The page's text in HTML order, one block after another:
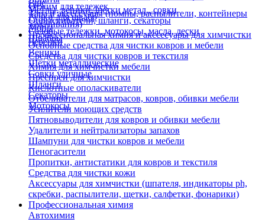
Отжим для тележек
Ручки для швабр
Мопы
Швабры
Метлы, веники, щетки метал., совки
Опрыскиватели, шланги, секаторы
Садовые тележки, мотокосы, масла, лески
Черенки
Веники
Щетки металлические
Совки уличные
Шланги
Секаторы
Мотокосы
Еще
Тара и аксессуары (помпы, распылители, контейнеры
замачивания)
Профессиональная химия и акссесуары для химчистки
Основные средства для чистки ковров и мебели
Средства для чистки ковров и текстиля
Химия для химчистки мебели
Преспреи для химчистки
Кислотные ополаскиватели
Отбеливатели для матрасов, ковров, обивки мебели
Усилители моющих средств
Пятновыводители для ковров и обивки мебели
Удалители и нейтрализаторы запахов
Шампуни для чистки ковров и мебели
Пеногасители
Пропитки, антистатики для ковров и текстиля
Средства для чистки кожи
Аксессуары для химчистки (шпателя, индикаторы ph,
скребки, распылители, щетки, салфетки, фонарики)
Профессиональная химия
Автохимия